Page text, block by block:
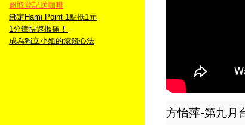
方怡萍-第九月
超取登記送咖啡
綁定Hami Point 1點抵1元
1分鐘快速揪痛！
成為獨立小姐的滾錢心法